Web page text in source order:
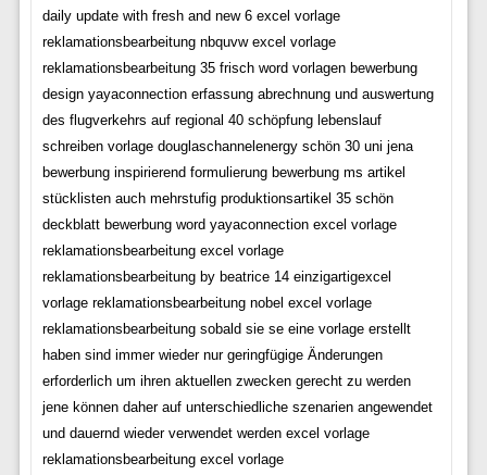
daily update with fresh and new 6 excel vorlage
reklamationsbearbeitung nbquvw excel vorlage
reklamationsbearbeitung 35 frisch word vorlagen bewerbung
design yayaconnection erfassung abrechnung und auswertung
des flugverkehrs auf regional 40 schöpfung lebenslauf
schreiben vorlage douglaschannelenergy schön 30 uni jena
bewerbung inspirierend formulierung bewerbung ms artikel
stücklisten auch mehrstufig produktionsartikel 35 schön
deckblatt bewerbung word yayaconnection excel vorlage
reklamationsbearbeitung excel vorlage
reklamationsbearbeitung by beatrice 14 einzigartigexcel
vorlage reklamationsbearbeitung nobel excel vorlage
reklamationsbearbeitung sobald sie se eine vorlage erstellt
haben sind immer wieder nur geringfügige Änderungen
erforderlich um ihren aktuellen zwecken gerecht zu werden
jene können daher auf unterschiedliche szenarien angewendet
und dauernd wieder verwendet werden excel vorlage
reklamationsbearbeitung excel vorlage